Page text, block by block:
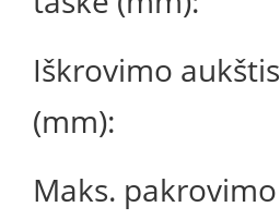
Iškrovimo aukštis
(mm):
Maks. pakrovimo